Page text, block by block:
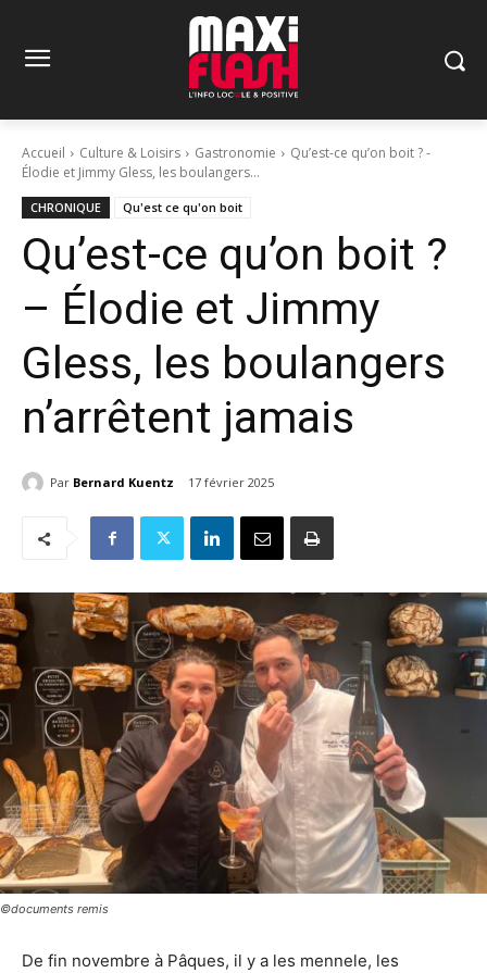
Accueil Culture & Loisirs Gastronomie
Qu’est-ce qu’on boit ? -
Élodie et Jimmy Gless, les boulangers...
CHRONIQUE Qu'est ce qu'on boit
Qu’est-ce qu’on boit ?
– Élodie et Jimmy
Gless, les boulangers
n’arrêtent jamais
Par Bernard Kuentz 17 février 2025
©documents remis
De fin novembre à Pâques, il y a les mennele, les